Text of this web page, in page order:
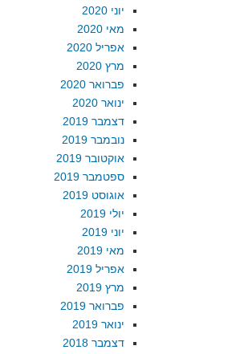
יוני 2020
מאי 2020
אפריל 2020
מרץ 2020
פברואר 2020
ינואר 2020
דצמבר 2019
נובמבר 2019
אוקטובר 2019
ספטמבר 2019
אוגוסט 2019
יולי 2019
יוני 2019
מאי 2019
אפריל 2019
מרץ 2019
פברואר 2019
ינואר 2019
דצמבר 2018